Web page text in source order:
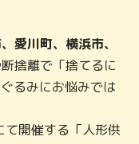
愛川町、横浜市、
捨離で「捨てるに
るみにお悩みでは
て開催する「人形供